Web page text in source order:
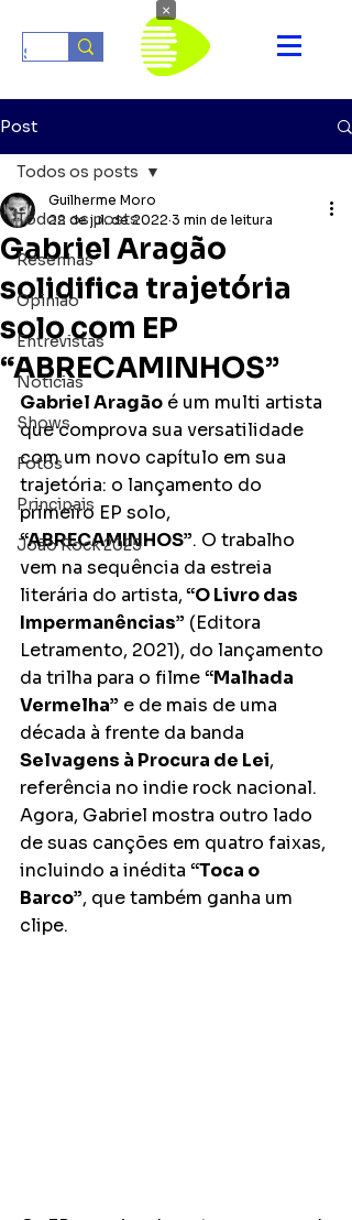
Post
Todos os posts
Resenhas
Opinião
Entrevistas
Notícias
Shows
Fotos
Principais
João Rock 2025
Todos os posts
Gabriel Aragão
solidifica trajetória
solo com EP
“ABRECAMINHOS”
Guilherme Moro
22 de jul. de 2022 3 min de leitura
Gabriel Aragão é um multi artista
que comprova sua versatilidade
com um novo capítulo em sua
trajetória: o lançamento do
primeiro EP solo,
“ABRECAMINHOS”. O trabalho
vem na sequência da estreia
literária do artista, “O Livro das
Impermanências” (Editora
Letramento, 2021), do lançamento
da trilha para o filme “Malhada
Vermelha” e de mais de uma
década à frente da banda
Selvagens à Procura de Lei,
referência no indie rock nacional.
Agora, Gabriel mostra outro lado
de suas canções em quatro faixas,
incluindo a inédita “Toca o
Barco”, que também ganha um
clipe.
×